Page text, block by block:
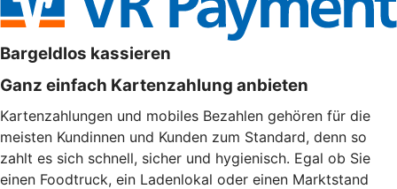
Bargeldlos kassieren
Ganz einfach Kartenzahlung anbieten
Kartenzahlungen und mobiles Bezahlen gehören für die
meisten Kundinnen und Kunden zum Standard, denn so
zahlt es sich schnell, sicher und hygienisch. Egal ob Sie
einen Foodtruck, ein Ladenlokal oder einen Marktstand